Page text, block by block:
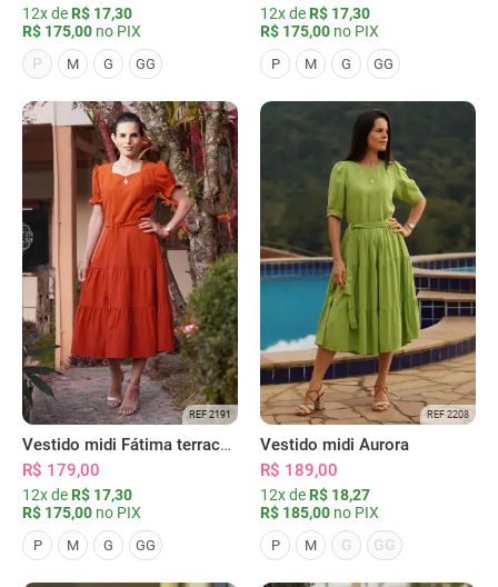
12x de R$ 17,30
R$ 175,00 no PIX
P
M G GG
12x de R$ 17,30
R$ 175,00 no PIX
P M G GG
REF 2191
Vestido midi Fátima terracota
R$ 179,00
12x de R$ 17,30
R$ 175,00 no PIX
P M G GG
REF 2208
Vestido midi Aurora
R$ 189,00
12x de R$ 18,27
R$ 185,00 no PIX
P M G GG